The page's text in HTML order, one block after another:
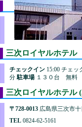
三次ロイヤルホテ
チェックイン 15:00 チェッ
分駐車場 １３０台 無料
三次ロイヤルホテ
〒728-0013 広島県三次市
TEL 0824-62-5161